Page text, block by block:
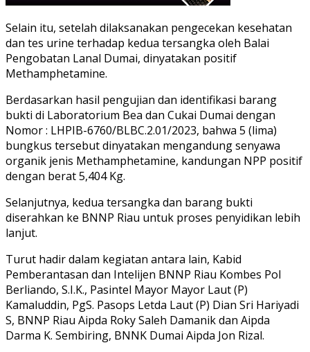
Selain itu, setelah dilaksanakan pengecekan kesehatan
dan tes urine terhadap kedua tersangka oleh Balai
Pengobatan Lanal Dumai, dinyatakan positif
Methamphetamine.
Berdasarkan hasil pengujian dan identifikasi barang
bukti di Laboratorium Bea dan Cukai Dumai dengan
Nomor : LHPIB-6760/BLBC.2.01/2023, bahwa 5 (lima)
bungkus tersebut dinyatakan mengandung senyawa
organik jenis Methamphetamine, kandungan NPP positif
dengan berat 5,404 Kg.
Selanjutnya, kedua tersangka dan barang bukti
diserahkan ke BNNP Riau untuk proses penyidikan lebih
lanjut.
Turut hadir dalam kegiatan antara lain, Kabid
Pemberantasan dan Intelijen BNNP Riau Kombes Pol
Berliando, S.I.K., Pasintel Mayor Mayor Laut (P)
Kamaluddin, PgS. Pasops Letda Laut (P) Dian Sri Hariyadi
S, BNNP Riau Aipda Roky Saleh Damanik dan Aipda
Darma K. Sembiring, BNNK Dumai Aipda Jon Rizal.